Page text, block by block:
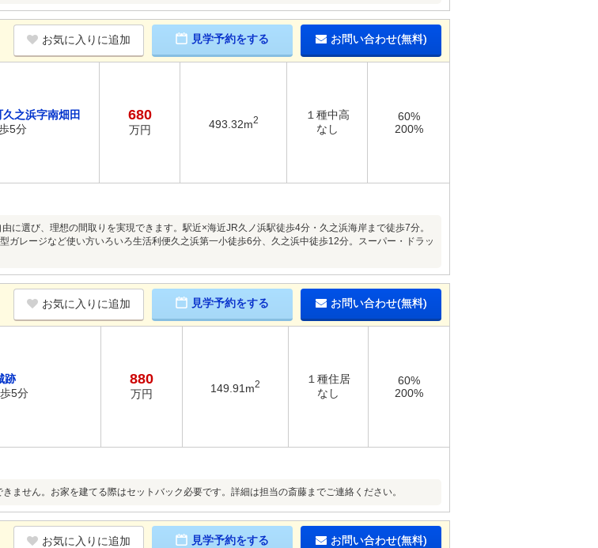
お気に入りに追加 見学予約をする お問い合わせ(無料)
之浜字南畑田
5分
680
万円 493.32m2
１種中高
なし
60%
200%
に選び、理想の間取りを実現できます。駅近×海近JR久ノ浜駅徒歩4分・久之浜海岸まで徒歩7分。
ガレージなど使い方いろいろ生活利便久之浜第一小徒歩6分、久之浜中徒歩12分。スーパー・ドラッ
お気に入りに追加 見学予約をする お問い合わせ(無料)
跡
5分
880
万円 149.91m2
１種住居
なし
60%
200%
ません。お家を建てる際はセットバック必要です。詳細は担当の斎藤までご連絡ください。
お気に入りに追加 見学予約をする お問い合わせ(無料)